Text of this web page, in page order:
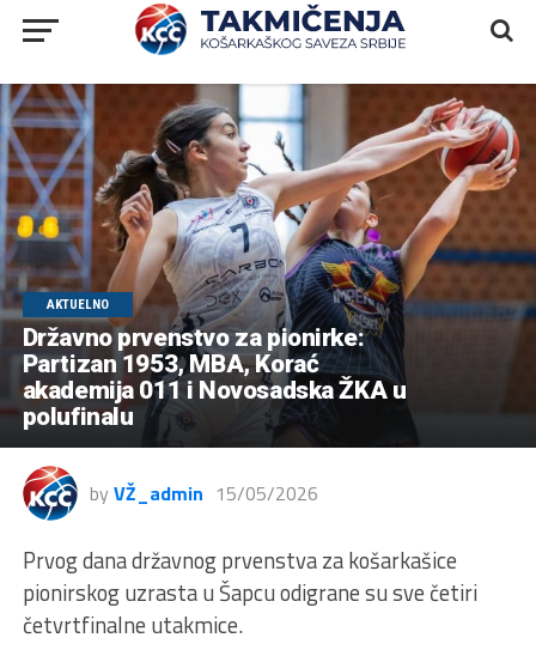
AKTUELNO
Državno prvenstvo za pionirke:
Partizan 1953, MBA, Korać
akademija 011 i Novosadska ŽKA u
polufinalu
by VŽ_admin 15/05/2026
Prvog dana državnog prvenstva za košarkašice
pionirskog uzrasta u Šapcu odigrane su sve četiri
četvrtfinalne utakmice.